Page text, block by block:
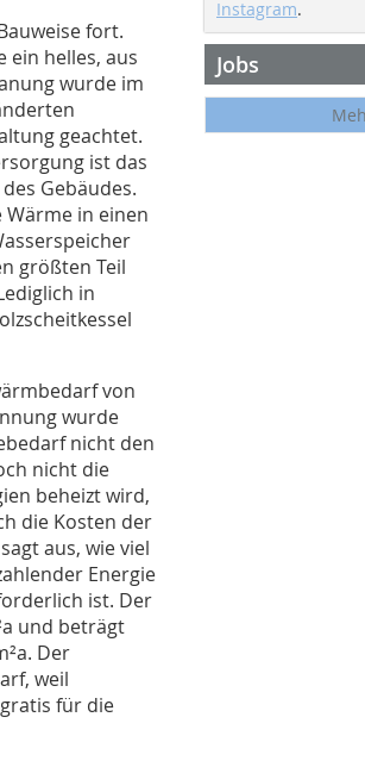
fort.
ein helles, aus
wurde im
geachtet.
ist das
Gebäudes.
in einen
größten Teil
in
von
wurde
nicht den
nicht die
beheizt wird,
die Kosten der
aus, wie viel
Energie
ist. Der
und beträgt
Der
weil
für die
Instagram.
Jobs